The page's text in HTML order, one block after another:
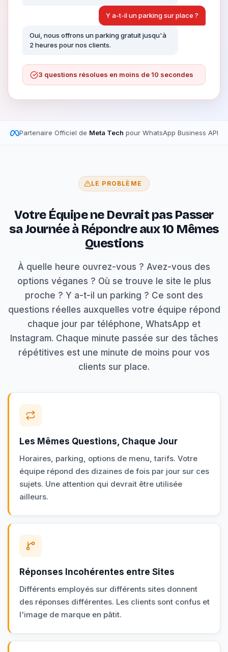
Y a-t-il un parking sur place ?
Oui, nous offrons un parking gratuit jusqu'à
2 heures pour nos clients.
3 questions résolues en moins de 10 secondes
Partenaire Officiel de Meta Tech pour WhatsApp Business API
LE PROBLÈME
Votre Équipe ne Devrait pas Passer
sa Journée à Répondre aux 10 Mêmes
Questions
À quelle heure ouvrez-vous ? Avez-vous des
options véganes ? Où se trouve le site le plus
proche ? Y a-t-il un parking ? Ce sont des
questions réelles auxquelles votre équipe répond
chaque jour par téléphone, WhatsApp et
Instagram. Chaque minute passée sur des tâches
répétitives est une minute de moins pour vos
clients sur place.
Les Mêmes Questions, Chaque Jour
Horaires, parking, options de menu, tarifs. Votre
équipe répond des dizaines de fois par jour sur ces
sujets. Une attention qui devrait être utilisée
ailleurs.
Réponses Incohérentes entre Sites
Différents employés sur différents sites donnent
des réponses différentes. Les clients sont confus et
l'image de marque en pâtit.